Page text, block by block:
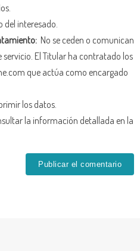
interesado.
No se ceden o comunican
El Titular ha contratado los
que actúa como encargado
los datos.
la información detallada en la